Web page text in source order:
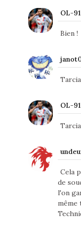
OL-91
Bien !
OL-91
Cela
de
l'on
même